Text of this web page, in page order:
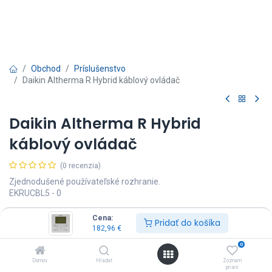
Cena:
182,96 € Pridať do košíka
Domov Hľadať
0
Zoznam
prianí
Obchod
Príslušenstvo
Daikin Altherma R Hybrid káblový ovládač
Daikin Altherma R Hybrid
káblový ovládač
(0 recenzia)
Zjednodušené používateľské rozhranie.
EKRUCBL5 - 0
€ Vrátane DPH